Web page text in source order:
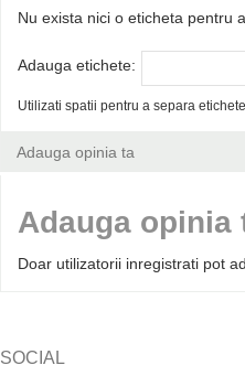
Nu exista nici o eticheta pentru
Adauga etichete:
Utilizati spatii pentru a separa
Adauga opinia ta
Adauga opinia
Doar utilizatorii inregistrati pot
SOCIAL